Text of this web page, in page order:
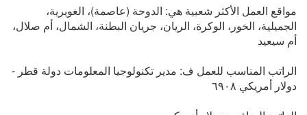
مواقع العمل الأكثر شعبية هي: الدوحة (عاصمة)، الغويرية،
الجميلية، الخور، الوكرة، الريان، جريان البطنة، الشمال، أم صلال،
أم سيعيد
الراتب المناسب للعمل ف: مدير تكنولوجيا المعلومات دولة قطر -
دولار أمريكي ٦٩٠٨